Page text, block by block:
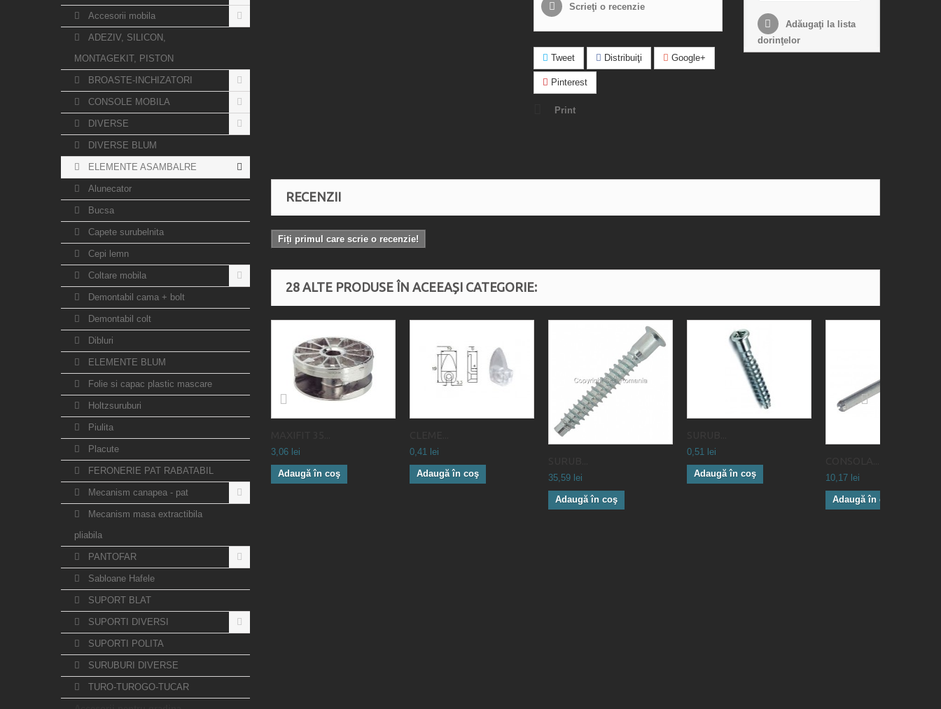
Accesorii mobila
ADEZIV, SILICON,
MONTAGEKIT, PISTON
BROASTE-INCHIZATORI
CONSOLE MOBILA
DIVERSE
DIVERSE BLUM
ELEMENTE ASAMBALRE
Alunecator
Bucsa
Capete surubelnita
Cepi lemn
Coltare mobila
Demontabil cama + bolt
Demontabil colt
Dibluri
ELEMENTE BLUM
Folie si capac plastic mascare
Holtzsuruburi
Piulita
Placute
FERONERIE PAT RABATABIL
Mecanism canapea - pat
Mecanism masa extractibila
pliabila
PANTOFAR
Sabloane Hafele
SUPORT BLAT
SUPORTI DIVERSI
SUPORTI POLITA
SURUBURI DIVERSE
TURO-TUROGO-TUCAR
Scrieţi o recenzie
Tweet Distribuiţi Google+
Pinterest
Print
Adăugaţi la lista
dorinţelor
RECENZII
Fiți primul care scrie o recenzie!
28 ALTE PRODUSE ÎN ACEEAȘI CATEGORIE:
3,06 lei
Adaugă în coş
0,41 lei
Adaugă în coş 35,59 lei
Adaugă în coş
0,51 lei
Adaugă în coş 10,17 lei
Adaugă în coş